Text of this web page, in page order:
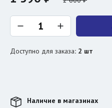
Доступно для заказа: 2 шт
Наличие в магазинах